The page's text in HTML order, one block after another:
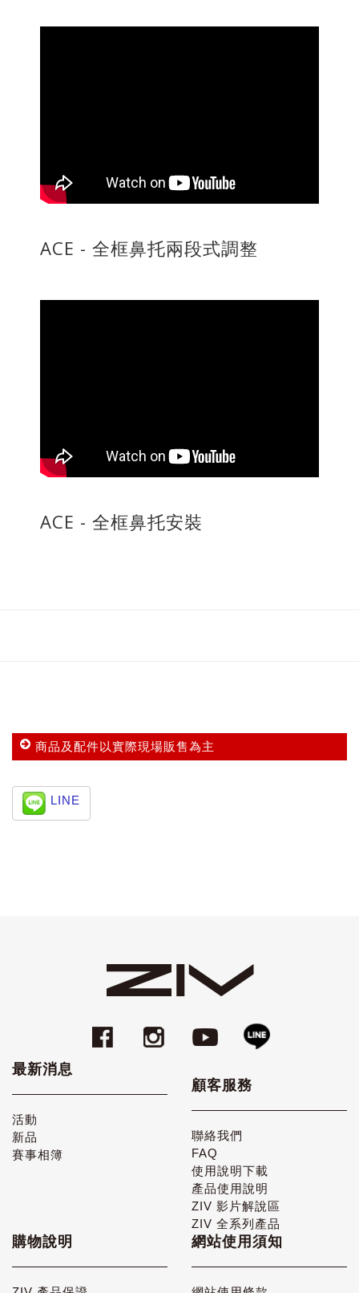
ACE - 全框鼻托兩段式調整
ACE - 全框鼻托安裝
商品及配件以實際現場販售為主
LINE
最新消息
活動
新品
賽事相簿
顧客服務
聯絡我們
FAQ
使用說明下載
產品使用說明
ZIV 影片解說區
ZIV 全系列產品
購物說明 網站使用須知